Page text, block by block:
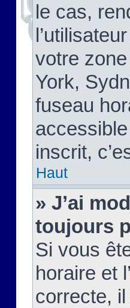
le cas,
votre
York,
fuseau
inscrit,
Haut
» J’ai
toujours
Si vous
horaire et
correcte, il